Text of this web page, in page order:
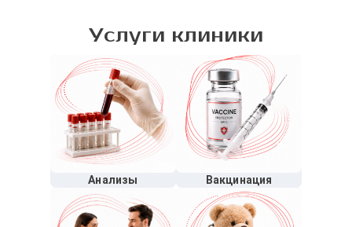
Услуги клиники
Анализы Вакцинация